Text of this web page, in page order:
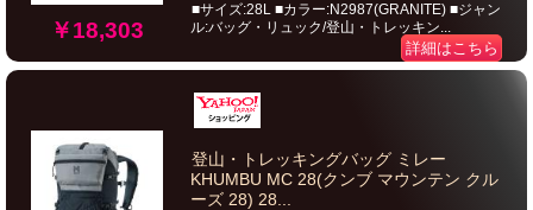
￥18,303
■サイズ:28L ■カラー:N2987(GRANITE) ■ジャン
ル:バッグ・リュック/登山・トレッキン...
詳細はこちら
登山・トレッキングバッグ ミレー
KHUMBU MC 28(クンブ マウンテン クル
ーズ 28) 28...